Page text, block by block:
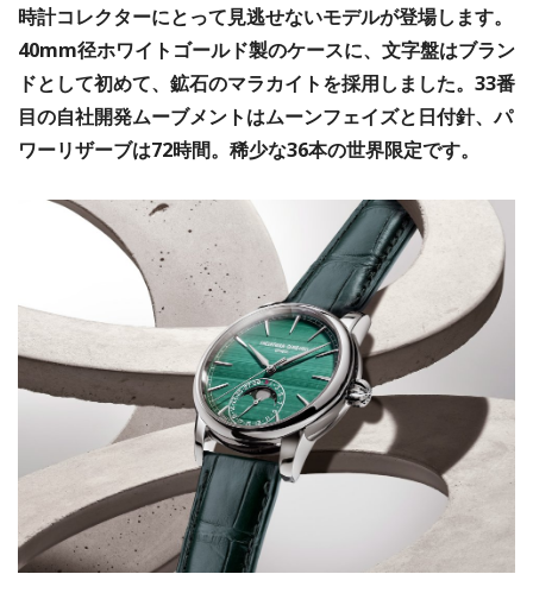
時計コレクターにとって見逃せないモデルが登場します。
40mm径ホワイトゴールド製のケースに、文字盤はブラン
ドとして初めて、鉱石のマラカイトを採用しました。33番
目の自社開発ムーブメントはムーンフェイズと日付針、パ
ワーリザーブは72時間。稀少な36本の世界限定です。